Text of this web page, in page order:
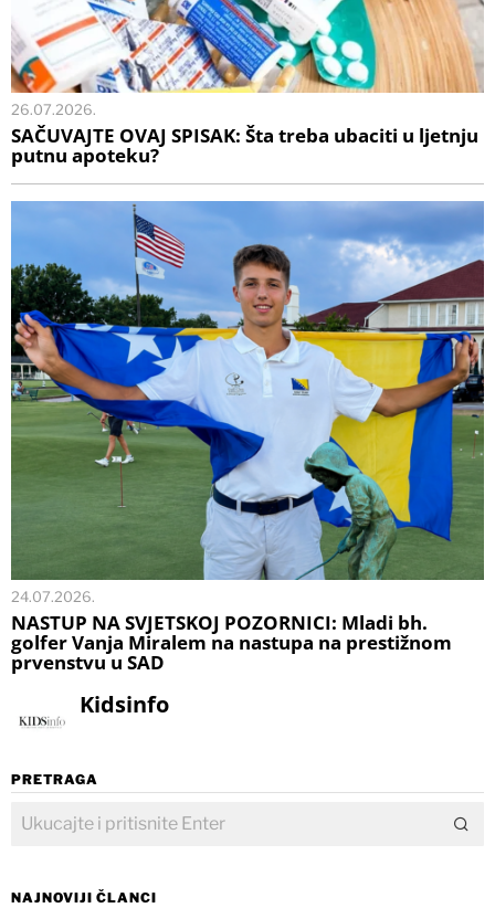
26.07.2026.
SAČUVAJTE OVAJ SPISAK: Šta treba ubaciti u ljetnju
putnu apoteku?
24.07.2026.
NASTUP NA SVJETSKOJ POZORNICI: Mladi bh.
golfer Vanja Miralem na nastupa na prestižnom
prvenstvu u SAD
Kidsinfo
PRETRAGA
NAJNOVIJI ČLANCI